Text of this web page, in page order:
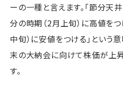
ーの一種と言えます。「節分天
分の時期（2月上旬）に高値を
中旬）に安値をつける」という意
末の大納会に向けて株価が上
す。